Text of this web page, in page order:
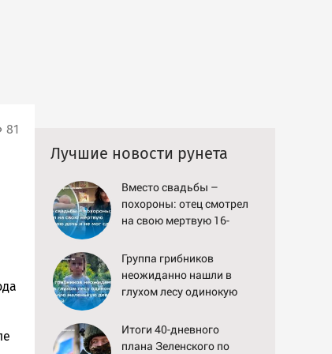
81
Лучшие новости рунета
Вместо свадьбы –
похороны: отец смотрел
на свою мертвую 16-
сдержать слезы
Группа грибников
неожиданно нашли в
глухом лесу одинокую
девочку с игрушкой
Итоги 40-дневного
плана Зеленского по